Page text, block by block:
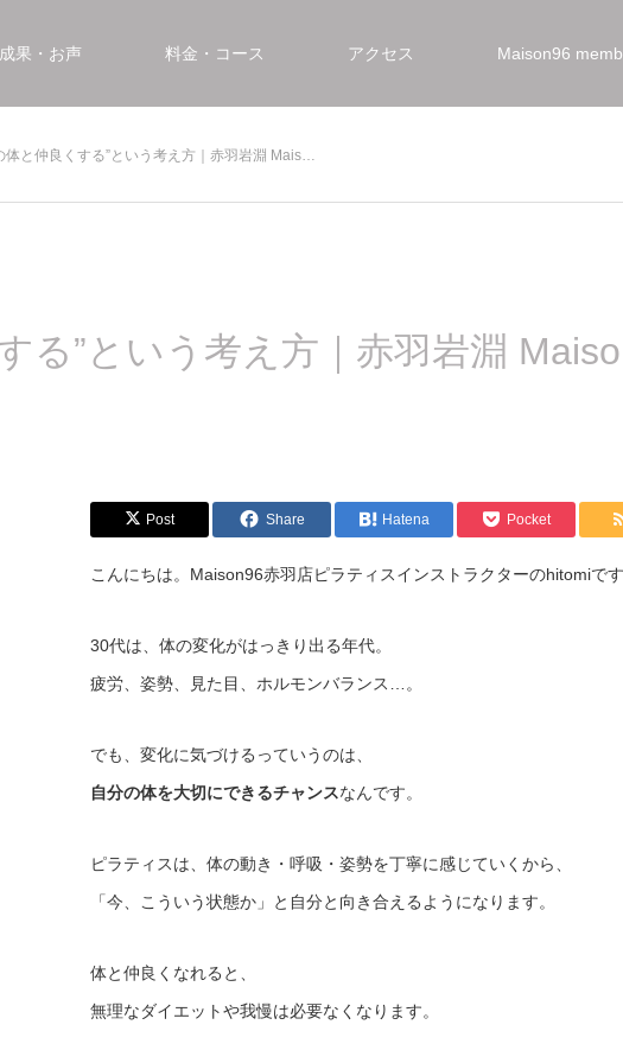
果・お声 料金・コース アクセス Maison96
体と仲良くする”という考え方｜赤羽岩淵 Mais…
る”という考え方｜赤羽岩淵
Post Share Hatena Pocket
こんにちは。Maison96赤羽店ピラティスインストラクターのhitomiです
30代は、体の変化がはっきり出る年代。
疲労、姿勢、見た目、ホルモンバランス…。
でも、変化に気づけるっていうのは、
自分の体を大切にできるチャンスなんです。
ピラティスは、体の動き・呼吸・姿勢を丁寧に感じていくから、
「今、こういう状態か」と自分と向き合えるようになります。
体と仲良くなれると、
無理なダイエットや我慢は必要なくなります。